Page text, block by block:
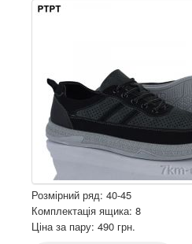
Розмірний ряд: 40-45
Комплектація ящика: 8
Ціна за пару: 490 грн.